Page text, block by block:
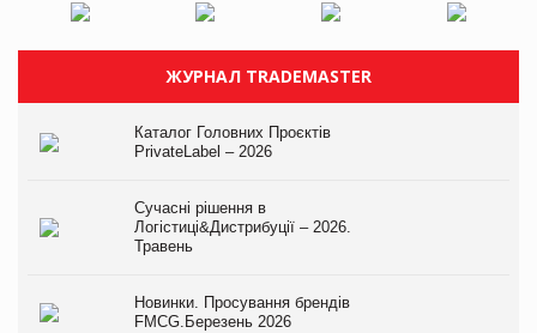
ЖУРНАЛ TRADEMASTER
Каталог Головних Проєктів
PrivateLabel – 2026
Сучасні рішення в
Логістиці&Дистрибуції – 2026.
Травень
Новинки. Просування брендів
FMCG.Березень 2026